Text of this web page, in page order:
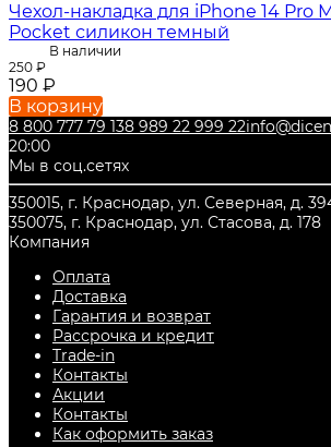
Чехол-накладка для iPhone 14 Pro
Pocket силикон темный
В наличии
250 ₽
190 ₽
В корзину
8 800 777 79 138 989 22 999 22
20:00
Мы в соц.сетях
350015, г. Краснодар, ул. Северная, д.
350075, г. Краснодар, ул. Стасова, д. 178
Компания
Оплата
Доставка
Гарантия и возврат
Рассрочка и кредит
Trade-in
Контакты
Акции
Контакты
Как оформить заказ